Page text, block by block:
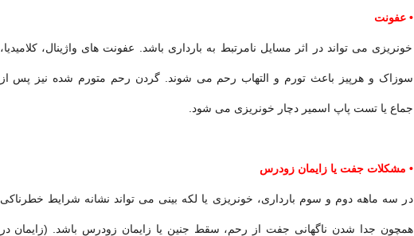
• عفونت
خونریزی می تواند در اثر مسایل نامرتبط به بارداری باشد. عفونت های واژینال، کلامیدیا،
سوزاک و هرپیز باعث تورم و التهاب رحم می شوند. گردن رحم متورم شده نیز پس از
جماع یا تست پاپ اسمیر دچار خونریزی می شود.
• مشکلات جفت یا زایمان زودرس
در سه ماهه دوم و سوم بارداری، خونریزی یا لکه بینی می تواند نشانه شرایط خطرناکی
همچون جدا شدن ناگهانی جفت از رحم، سقط جنین یا زایمان زودرس باشد. (زایمان در